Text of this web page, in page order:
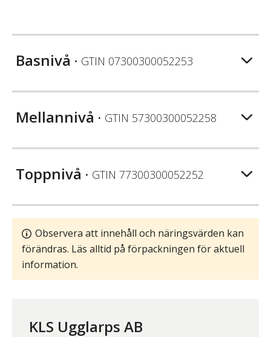
Basnivå • GTIN 07300300052253
Mellannivå • GTIN 57300300052258
Toppnivå • GTIN 77300300052252
Observera att innehåll och näringsvärden kan
förändras. Läs alltid på förpackningen för aktuell
information.
KLS Ugglarps AB